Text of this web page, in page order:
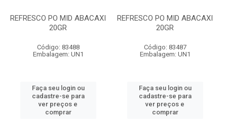
REFRESCO PO MID ABACAXI
20GR
Código: 83488
Embalagem: UN1
Faça seu login ou
cadastre-se para
ver preços e
comprar
REFRESCO PO MID ABACAXI
20GR
Código: 83487
Embalagem: UN1
Faça seu login ou
cadastre-se para
ver preços e
comprar